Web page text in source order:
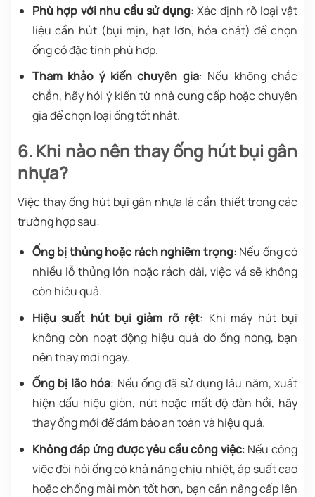
Phù hợp với nhu cầu sử dụng: Xác định rõ loại vật
liệu cần hút (bụi mịn, hạt lớn, hóa chất) để chọn
ống có đặc tính phù hợp.
Tham khảo ý kiến chuyên gia: Nếu không chắc
chắn, hãy hỏi ý kiến từ nhà cung cấp hoặc chuyên
gia để chọn loại ống tốt nhất.
6. Khi nào nên thay ống hút bụi gân
nhựa?
Việc thay ống hút bụi gân nhựa là cần thiết trong các
trường hợp sau:
Ống bị thủng hoặc rách nghiêm trọng: Nếu ống có
nhiều lỗ thủng lớn hoặc rách dài, việc vá sẽ không
còn hiệu quả.
Hiệu suất hút bụi giảm rõ rệt: Khi máy hút bụi
không còn hoạt động hiệu quả do ống hỏng, bạn
nên thay mới ngay.
Ống bị lão hóa: Nếu ống đã sử dụng lâu năm, xuất
hiện dấu hiệu giòn, nứt hoặc mất độ đàn hồi, hãy
thay ống mới để đảm bảo an toàn và hiệu quả.
Không đáp ứng được yêu cầu công việc: Nếu công
việc đòi hỏi ống có khả năng chịu nhiệt, áp suất cao
hoặc chống mài mòn tốt hơn, bạn cần nâng cấp lên